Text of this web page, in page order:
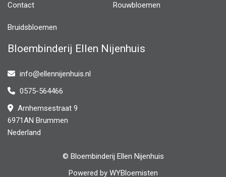
Contact Rouwbloemen
Bruidsbloemen
Bloembinderij Ellen Nijenhuis
info@ellennijenhuis.nl
0575-564466
Arnhemsestraat 9
6971AN Brummen
Nederland
© Bloembinderij Ellen Nijenhuis
Powered by WYBloemisten